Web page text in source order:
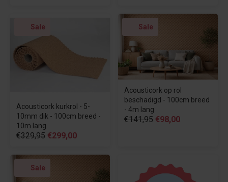
Sale
Acousticork kurkrol - 5-
10mm dik - 100cm breed -
10m lang
€329,95 €299,00
Sale
Acousticork op rol
beschadigd - 100cm breed
- 4m lang
€141,95 €98,00
Sale